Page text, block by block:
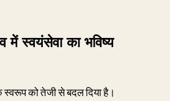
में स्वयंसेवा का भविष्य
को तेजी से बदल दिया है।